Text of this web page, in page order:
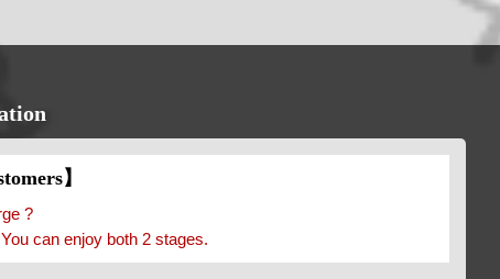
】
?
can enjoy both 2 stages.